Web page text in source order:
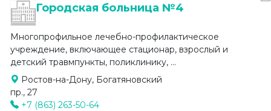
Городская больница №4
Многопрофильное лечебно-профилактическое
учреждение, включающее стационар, взрослый и
детский травмпункты, поликлинику, ...
Ростов-на-Дону, Богатяновский
пр., 27
+7 (863) 263-50-64